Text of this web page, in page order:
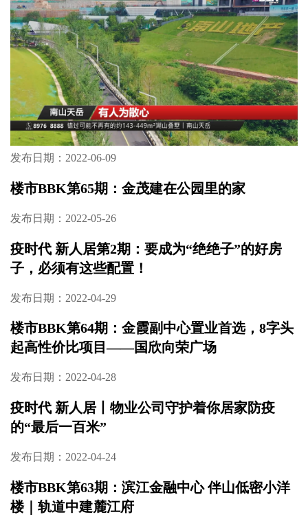
楼市BBK第67期：长沙龙湖首座阳光工房！龙
湖江与城TOP系品质洋房首作
发布日期：2022-06-23
楼市BBK第66期：错过可能不再有！约143-449
㎡湖山叠墅丨南山天岳
发布日期：2022-06-09
楼市BBK第65期：金茂建在公园里的家
发布日期：2022-05-26
疫时代 新人居第2期：要成为“绝绝子”的好房
子，必须有这些配置！
发布日期：2022-04-29
楼市BBK第64期：金霞副中心置业首选，8字头
起高性价比项目——国欣向荣广场